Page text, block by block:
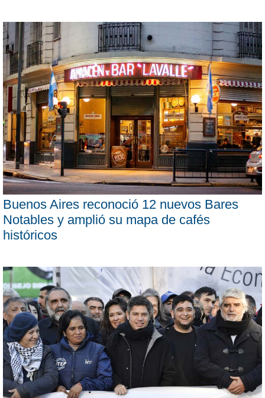
Buenos Aires reconoció 12 nuevos Bares
Notables y amplió su mapa de cafés
históricos